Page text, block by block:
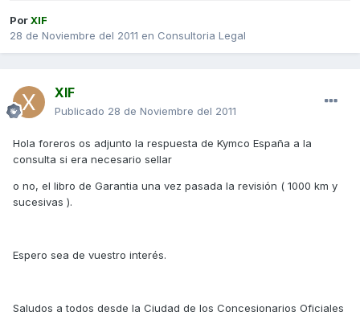
PorXIF
28 de Noviembre del 2011 en Consultoria Legal
XIF
Publicado 28 de Noviembre del 2011
Hola foreros os adjunto la respuesta de Kymco España a la
consulta si era necesario sellar
o no, el libro de Garantia una vez pasada la revisión ( 1000 km y
sucesivas ).
Espero sea de vuestro interés.
Saludos a todos desde la Ciudad de los Concesionarios Oficiales